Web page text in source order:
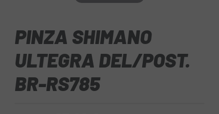
PINZA SHIMANO
ULTEGRA DEL/POST.
BR-RS785